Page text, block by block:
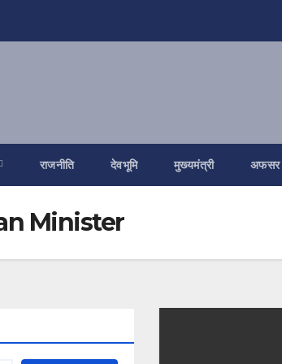
राजनीति देवभूमि मुख्यमंत्री अफसर
Minister